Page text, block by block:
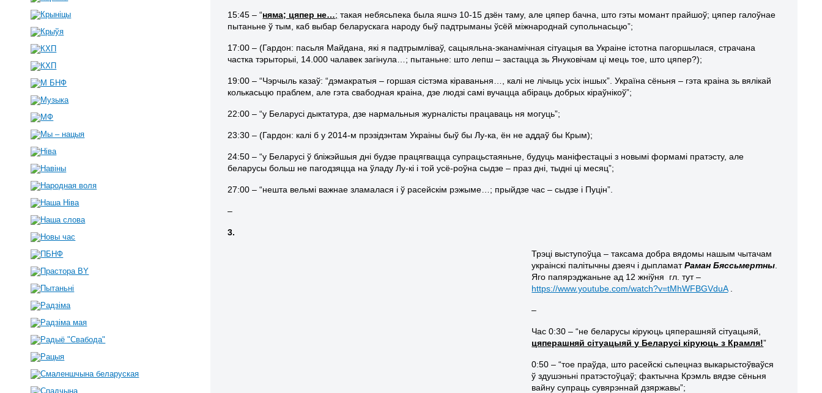
15:45 – “няма; цяпер не…; такая небясьпека была яшчэ 10-15 дзён таму, але цяпер бачна, што гэты момант прайшоў; цяпер галоўнае
пытаньне ў тым, каб выбар беларускага народу быў падтрыманы ўсёй міжнароднай супольнасьцю”;
17:00 – (Гардон: пасьля Майдана, які я падтрымліваў, сацыяльна-эканамічная сітуацыя ва Украіне істотна пагоршылася, страчана
частка тэрыторыі, 14.000 чалавек загінула…; пытаньне: што лепш – застацца зь Януковічам ці мець тое, што цяпер?);
19:00 – “Чэрчыль казаў: “дэмакратыя – горшая сістэма кіраваньня…, калі не лічыць усіх іншых”. Україна сёньня – гэта краіна зь вялікай
колькасьцю праблем, але гэта свабодная краіна, дзе людзі самі вучацца абіраць добрых кіраўнікоў”;
22:00 – “у Беларусі дыктатура, дзе нармальныя журналісты працаваць ня могуць”;
23:30 – (Гардон: калі б у 2014-м прэзідэнтам Украіны быў бы Лу-ка, ён не аддаў бы Крым);
24:50 – “у Беларусі ў бліжэйшыя дні будзе працягвацца супрацьстаяньне, будуць маніфестацыі з новымі формамі пратэсту, але
беларусы больш не пагодзяцца на ўладу Лу-кі і той усё-роўна сыдзе – праз дні, тыдні ці месяц”;
27:00 – “нешта вельмі важнае зламалася і ў расейскім рэжыме…; прыйдзе час – сыдзе і Пуцін”.
–
3.
Трэці выступоўца – таксама добра вядомы нашым чытачам
украінскі палітычны дзеяч і дыпламатРаман Бяссьмертны
Яго папярэджаньне ад 12 жніўня гл. тут –
https://www.youtube.com/watch?v=tMhWFBGVduA.
–
Час 0:30 – “не беларусы кіруюць цяперашняй сітуацыяй,
цяперашняй сітуацыяй у Беларусі кіруюць з Крамля!”
0:50 – “тое праўда, што расейскі сьпецназ выкарыстоўваўся
ў здушэньні пратэстоўцаў; фактычна Крэмль вядзе сёньня
вайну супраць сувярэннай дзяржавы”;